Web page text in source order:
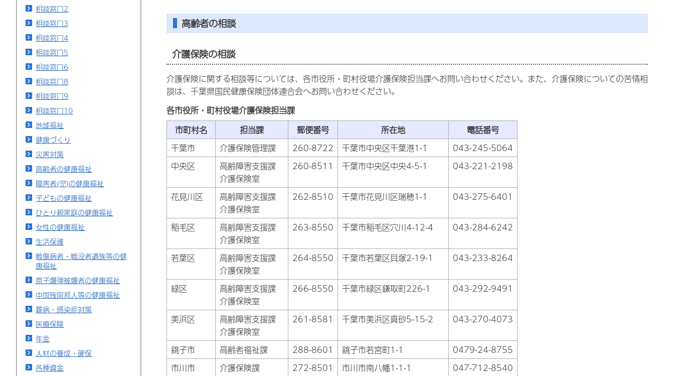
相談窓口2
相談窓口3
相談窓口4
相談窓口5
相談窓口6
相談窓口8
相談窓口9
相談窓口10
地域福祉
健康づくり
災害対策
高齢者の健康福祉
障害者(児)の健康福祉
子どもの健康福祉
ひとり親家庭の健康福祉
女性の健康福祉
生活保護
戦傷病者・戦没者遺族等の健
康福祉
原子爆弾被爆者の健康福祉
中国残留邦人等の健康福祉
難病・感染症対策
医療保険
年金
人材の養成・確保
各種資金
高齢者の相談
介護保険の相談
介護保険に関する相談等については、各市役所・町村役場介護保険担当課へお問い合わせください。また、介護保険についての苦情相
談は、千葉県国民健康保険団体連合会へお問い合わせください。
各市役所・町村役場介護保険担当課
市町村名
担当課 郵便番号 所在地
電話番号
千葉市
介護保険管理課 260-8722 千葉市中央区千葉港1-1
043-245-5064
中央区
高齢障害支援課
介護保険室
260-8511 千葉市中央区中央4-5-1 043-221-2198
花見川区
高齢障害支援課
介護保険室
262-8510 千葉市花見川区瑞穂1-1 043-275-6401
稲毛区
高齢障害支援課
介護保険室
263-8550 千葉市稲毛区穴川4-12-4 043-284-6242
若葉区
高齢障害支援課
介護保険室
264-8550 千葉市若葉区貝塚2-19-1 043-233-8264
緑区
高齢障害支援課
介護保険室
266-8550 千葉市緑区鎌取町226-1 043-292-9491
美浜区
高齢障害支援課
介護保険室
261-8581 千葉市美浜区真砂5-15-2 043-270-4073
銚子市 高齢者福祉課 288-8601 銚子市若宮町1-1
0479-24-8755
市川市
介護保険課 272-8501 市川市南八幡1-1-1
047-712-8540